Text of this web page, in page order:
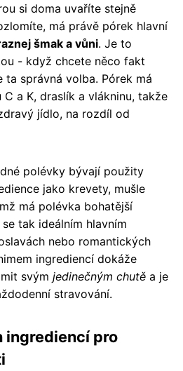
si doma uvaříte stejně
má právě pórek hlavní
šmak a vůni. Je to
- když chcete něco fakt
správná volba. Pórek má
a K, draslík a vlákninu, takže
jídlo, na rozdíl od
polévky bývají použity
jako krevety, mušle
má polévka bohatější
tak ideálním hlavním
nebo romantických
ingrediencí dokáže
svým jedinečným chutě a je
stravování.
ingrediencí pro